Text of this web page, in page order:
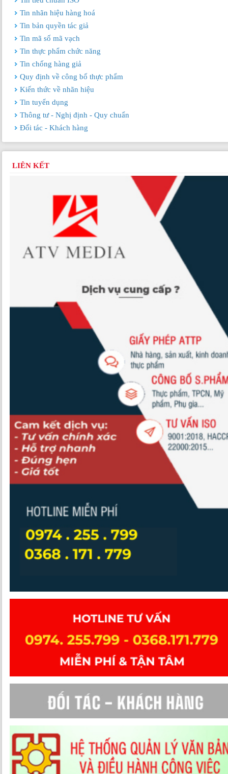
Tin nhãn hiệu hàng hoá
Tin bản quyền tác giả
Tin mã số mã vạch
Tin thực phẩm chức năng
Tin chống hàng giả
Quy định về công bố thực phẩm
Kiến thức về nhãn hiệu
Tin tuyển dụng
Thông tư - Nghị định - Quy chuẩn
Đối tác - Khách hàng
LIÊN KẾT